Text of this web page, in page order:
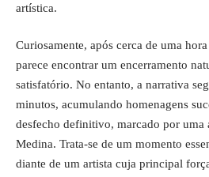
artística.
Curiosamente, após cerca de uma
parece encontrar um encerramento
satisfatório. No entanto, a narrativa
minutos, acumulando homenagens
desfecho definitivo, marcado por uma
Medina. Trata-se de um momento
diante de um artista cuja principal